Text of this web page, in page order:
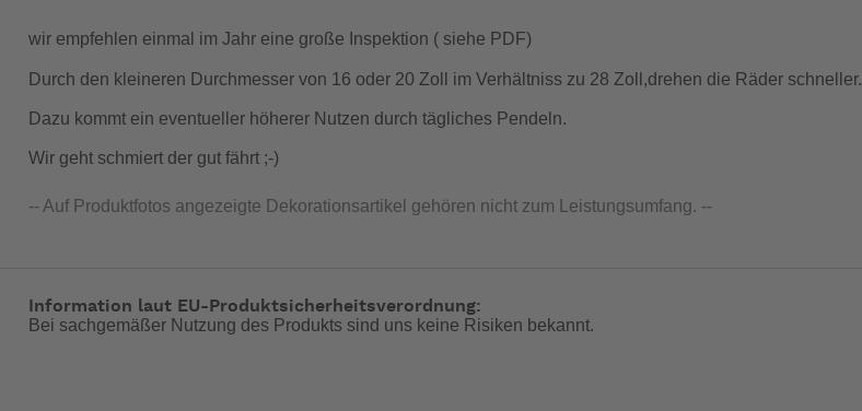
wir empfehlen einmal im Jahr eine große Inspektion ( siehe PDF)
Durch den kleineren Durchmesser von 16 oder 20 Zoll im Verhältniss zu 28 Zoll,drehen die Räder schneller.
Dazu kommt ein eventueller höherer Nutzen durch tägliches Pendeln.
Wir geht schmiert der gut fährt ;-)
-- Auf Produktfotos angezeigte Dekorationsartikel gehören nicht zum Leistungsumfang. --
Information laut EU-Produktsicherheitsverordnung:
Bei sachgemäßer Nutzung des Produkts sind uns keine Risiken bekannt.